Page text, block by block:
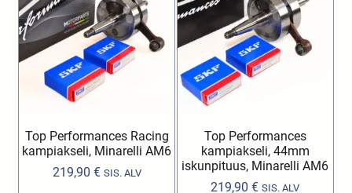
Top Performances Racing
kampiakseli, Minarelli AM6
219,90 € SIS. ALV
Top Performances
kampiakseli, 44mm
iskunpituus, Minarelli AM6
219,90€ SIS. ALV